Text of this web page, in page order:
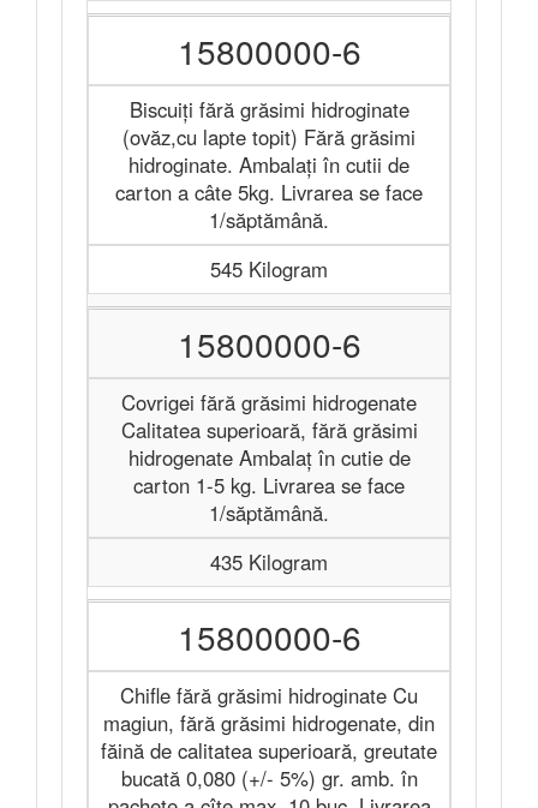
15800000-6
Biscuiți fără grăsimi hidroginate
(ovăz,cu lapte topit) Fără grăsimi
hidroginate. Ambalați în cutii de
carton a câte 5kg. Livrarea se face
1/săptămână.
545 Kilogram
15800000-6
Covrigei fără grăsimi hidrogenate
Calitatea superioară, fără grăsimi
hidrogenate Ambalaț în cutie de
carton 1-5 kg. Livrarea se face
1/săptămână.
435 Kilogram
15800000-6
Chifle fără grăsimi hidroginate Cu
magiun, fără grăsimi hidrogenate, din
făină de calitatea superioară, greutate
bucată 0,080 (+/- 5%) gr. amb. în